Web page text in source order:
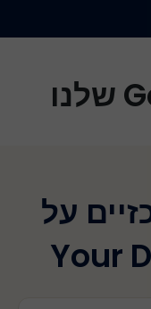
על
Your